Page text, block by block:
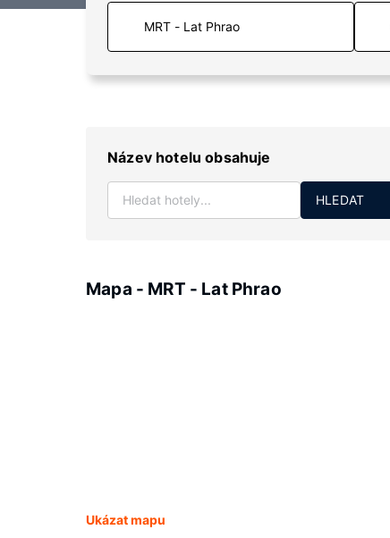
Název hotelu obsahuje
HLEDAT
Mapa - MRT - Lat Phrao
Ukázat mapu